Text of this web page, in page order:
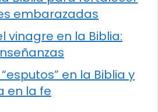
embarazadas
vinagre en la Biblia:
en la Biblia y
en la fe